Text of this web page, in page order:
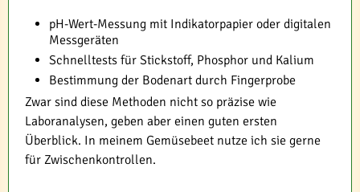
pH-Wert-Messung mit Indikatorpapier oder digitalen
Messgeräten
Schnelltests für Stickstoff, Phosphor und Kalium
Bestimmung der Bodenart durch Fingerprobe
Zwar sind diese Methoden nicht so präzise wie
Laboranalysen, geben aber einen guten ersten
Überblick. In meinem Gemüsebeet nutze ich sie gerne
für Zwischenkontrollen.